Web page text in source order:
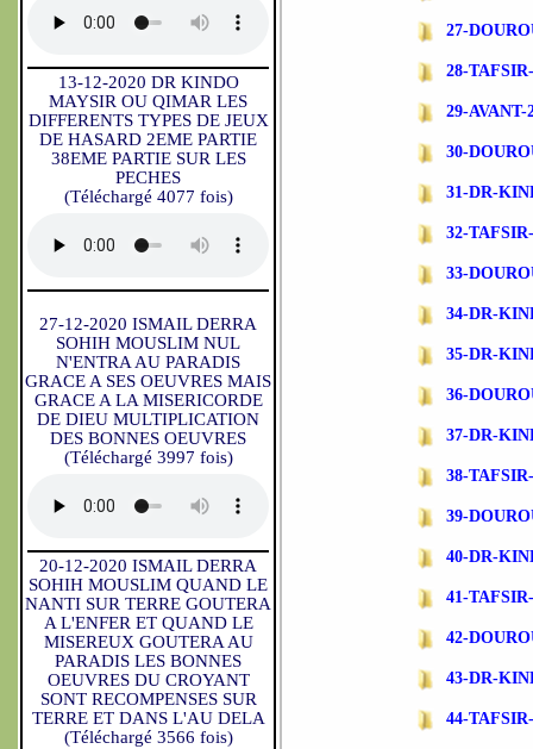
13-12-2020 DR KINDO
MAYSIR OU QIMAR LES
DIFFERENTS TYPES DE JEUX
DE HASARD 2EME PARTIE
38EME PARTIE SUR LES
PECHES
(Téléchargé 4077 fois)
27-12-2020 ISMAIL DERRA
SOHIH MOUSLIM NUL
N'ENTRA AU PARADIS
GRACE A SES OEUVRES MAIS
GRACE A LA MISERICORDE
DE DIEU MULTIPLICATION
DES BONNES OEUVRES
(Téléchargé 3997 fois)
20-12-2020 ISMAIL DERRA
SOHIH MOUSLIM QUAND LE
NANTI SUR TERRE GOUTERA
A L'ENFER ET QUAND LE
MISEREUX GOUTERA AU
PARADIS LES BONNES
OEUVRES DU CROYANT
SONT RECOMPENSES SUR
TERRE ET DANS L'AU DELA
(Téléchargé 3566 fois)
27-
28-
29-AVANT-
30-
31-DR-
32-
33-
34-DR-
35-DR-
36-
37-DR-
38-
39-
40-DR-
41-
42-
43-DR-
44-